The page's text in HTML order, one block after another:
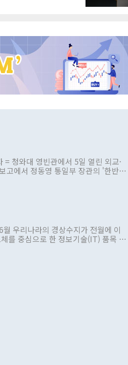
청와대 영빈관에서 5일 열린 외교·
고에서 정동영 통일부 장관의 '한반도
은 사안을 정책으로 추진하겠다고 공
라는 비판을 내놨다. 그동안 정 장
은 적은 여러 번 있지만 대통령과 유
장을 표명한 것은 이례적이다. 정 장
해야 한다는 목소리도 높아지고 있
러간 선(先)비핵화만 되뇌는 것은
최선을 다할 것"이라고 말했다. 하
우리나라의 경상수지가 전월에 이
를 중심으로 한 정보기술(IT) 품목 수
넘어섰다. 상품수입은 644억8000만
는 282.7% 증가했다. IT 품목
▲석유제품(47.5%) ▲화공품